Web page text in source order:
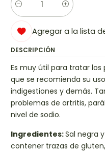
Cantidad
Agregar a la lista
DESCRIPCIÓN
Es muy útil para tratar
que se recomienda su
indigestiones y demás.
problemas de artritis,
nivel de sodio.
Ingredientes:Sal negra
contener trazas de